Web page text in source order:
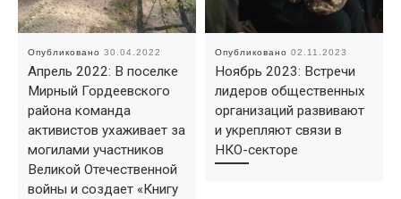
Опубликовано 30.04.2022
Апрель 2022: В поселке
Мирный Гордеевского
района команда
активистов ухаживает за
могилами участников
Великой Отечественной
войны и создает «Книгу
Опубликовано 02.11.2023
Ноябрь 2023: Встречи
лидеров общественных
организаций развивают
и укрепляют связи в
НКО-секторе